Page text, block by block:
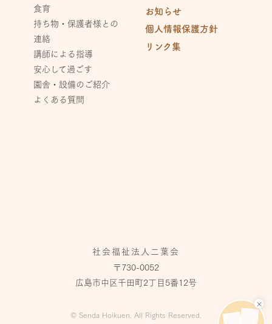
×
社会福祉法人二葉会
〒730-0052
広島市中区千田町2丁目5番12号
食育
持ち物・保護者様との
連絡
講師による指導
安心して過ごす
園舎・設備のご紹介
よくある質問
お知らせ
個人情報保護方針
リンク集
© Senda Hoikuen. All Rights Reserved.